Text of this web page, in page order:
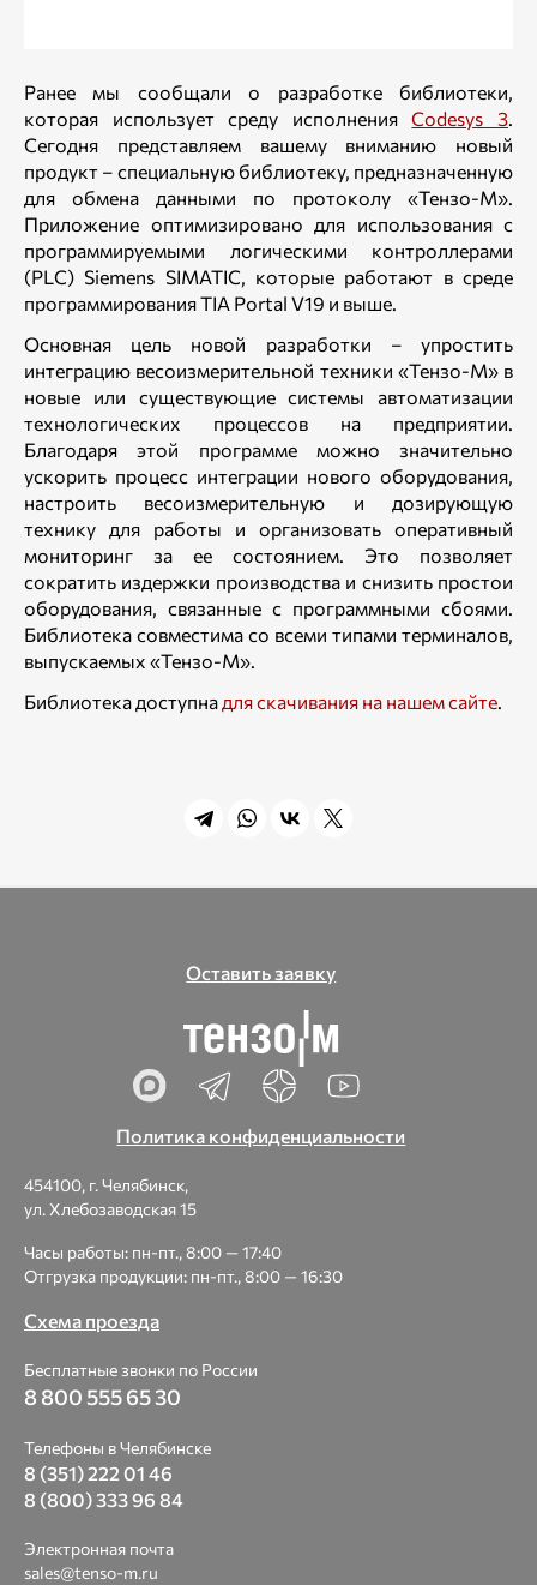
Ранее мы сообщали о разработке библиотеки,
которая использует среду исполненияCodesys 3.
Сегодня представляем вашему вниманию новый
продукт – специальную библиотеку, предназначенную
для обмена данными по протоколу «Тензо-М».
Приложение оптимизировано для использования с
программируемыми логическими контроллерами
(PLC) Siemens SIMATIC, которые работают в среде
программирования TIA Portal V19 и выше.
Основная цель новой разработки – упростить
интеграцию весоизмерительной техники «Тензо-М» в
новые или существующие системы автоматизации
технологических процессов на предприятии.
Благодаря этой программе можно значительно
ускорить процесс интеграции нового оборудования,
настроить весоизмерительную и дозирующую
технику для работы и организовать оперативный
мониторинг за ее состоянием. Это позволяет
сократить издержки производства и снизить простои
оборудования, связанные с программными сбоями.
Библиотека совместима со всеми типами терминалов,
выпускаемых «Тензо-М».
Библиотека доступна для скачивания на нашем сайте.
Оставить заявку
Политика конфиденциальности
454100, г. Челябинск,
ул. Хлебозаводская 15
Часы работы: пн-пт., 8:00 — 17:40
Отгрузка продукции: пн-пт., 8:00 — 16:30
Схема проезда
Бесплатные звонки по России
8 800 555 65 30
Телефоны в Челябинске
8 (351) 222 01 46
8 (800) 333 96 84
Электронная почта
sales@tenso-m.ru